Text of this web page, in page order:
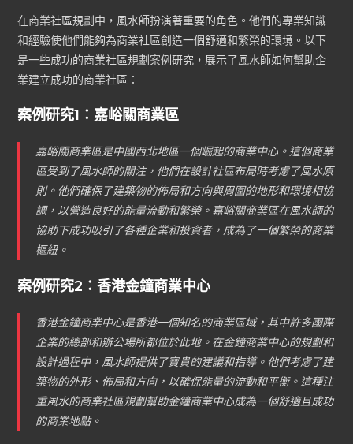
在商業社區規劃中，風水師扮演著重要的角色。他們的專業知識
和經驗使他們能夠為商業社區創造一個舒適和繁榮的環境。以下
是一些成功的商業社區規劃案例研究，展示了風水師如何幫助企
業建立成功的商業社區：
案例研究1：嘉峪關商業區
嘉峪關商業區是中國西北地區一個崛起的商業中心。這個商業
區受到了風水師的關注，他們在設計社區布局時考慮了風水原
則。他們確保了建築物的佈局和方向與周圍的地形和環境相協
調，以營造良好的能量流動和繁榮。嘉峪關商業區在風水師的
協助下成功吸引了各種企業和投資者，成為了一個繁榮的商業
樞紐。
案例研究2：香港金鐘商業中心
香港金鐘商業中心是香港一個知名的商業區域，其中許多國際
企業的總部和辦公場所都位於此地。在金鐘商業中心的規劃和
設計過程中，風水師提供了寶貴的建議和指導。他們考慮了建
築物的外形、佈局和方向，以確保能量的流動和平衡。這種注
重風水的商業社區規劃幫助金鐘商業中心成為一個舒適且成功
的商業地點。